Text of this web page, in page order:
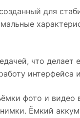
для
что делает
интерфейса
фото и видео
Ёмкий